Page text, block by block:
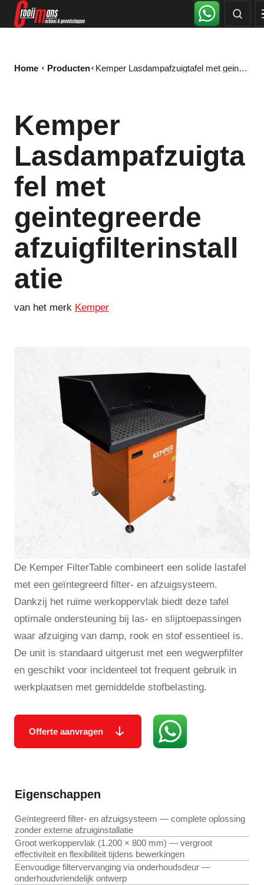
Home Producten Kemper Lasdampafzuigtafel met geintegreerde afzuigfilterinstallatie
Kemper
Lasdampafzuigta
fel met
geintegreerde
afzuigfilterinstall
atie
van het merk Kemper
De Kemper FilterTable combineert een solide lastafel
met een geïntegreerd filter- en afzuigsysteem.
Dankzij het ruime werkoppervlak biedt deze tafel
optimale ondersteuning bij las- en slijptoepassingen
waar afzuiging van damp, rook en stof essentieel is.
De unit is standaard uitgerust met een wegwerpfilter
en geschikt voor incidenteel tot frequent gebruik in
werkplaatsen met gemiddelde stofbelasting.
Offerte aanvragen
Eigenschappen
Geïntegreerd filter- en afzuigsysteem — complete oplossing
zonder externe afzuiginstallatie
Groot werkoppervlak (1.200 × 800 mm) — vergroot
effectiviteit en flexibiliteit tijdens bewerkingen
Eenvoudige filtervervanging via onderhoudsdeur —
onderhoudvriendelijk ontwerp